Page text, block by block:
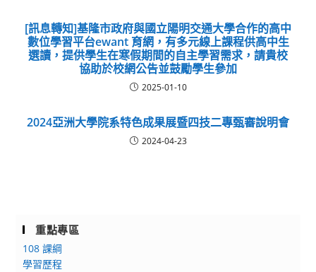
[訊息轉知]基隆市政府與國立陽明交通大學合作的高中
數位學習平台ewant 育網，有多元線上課程供高中生
選讀，提供學生在寒假期間的自主學習需求，請貴校
協助於校網公告並鼓勵學生參加
2025-01-10
2024亞洲大學院系特色成果展暨四技二專甄審說明會
2024-04-23
重點專區
108 課綱
學習歷程